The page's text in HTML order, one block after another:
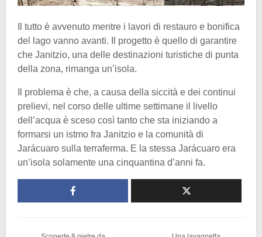
Il tutto è avvenuto mentre i lavori di restauro e bonifica
del lago vanno avanti. Il progetto è quello di garantire
che Janitzio, una delle destinazioni turistiche di punta
della zona, rimanga un’isola.
Il problema è che, a causa della siccità e dei continui
prelievi, nel corso delle ultime settimane il livello
dell’acqua è sceso così tanto che sta iniziando a
formarsi un istmo fra Janitzio e la comunità di
Jarácuaro sulla terraferma. E la stessa Jarácuaro era
un’isola solamente una cinquantina d’anni fa.